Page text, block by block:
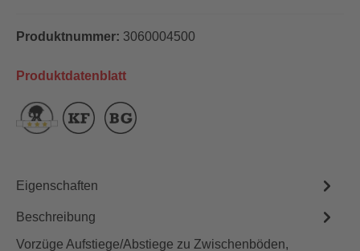
Produktnummer: 3060004500
Produktdatenblatt
Eigenschaften
Beschreibung
Vorzüge Aufstiege/Abstiege zu Zwischenböden,